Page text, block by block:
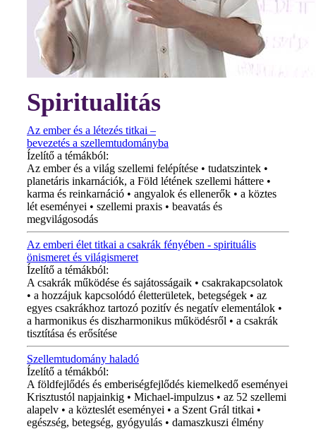
Spiritualitás
Az ember és a létezés titkai –
bevezetés a szellemtudományba
Ízelítő a témákból:
Az ember és a világ szellemi felépítése • tudatszintek •
planetáris inkarnációk, a Föld létének szellemi háttere •
karma és reinkarnáció • angyalok és ellenerők • a köztes
lét eseményei • szellemi praxis • beavatás és
megvilágosodás
Az emberi élet titkai a csakrák fényében - spirituális
önismeret és világismeret
Ízelítő a témákból:
A csakrák működése és sajátosságaik • csakrakapcsolatok
• a hozzájuk kapcsolódó életterületek, betegségek • az
egyes csakrákhoz tartozó pozitív és negatív elementálok •
a harmonikus és diszharmonikus működésről • a csakrák
tisztítása és erősítése
Szellemtudomány haladó
Ízelítő a témákból:
A földfejlődés és emberiségfejlődés kiemelkedő eseményei
Krisztustól napjainkig • Michael-impulzus • az 52 szellemi
alapelv • a közteslét eseményei • a Szent Grál titkai •
egészség, betegség, gyógyulás • damaszkuszi élmény